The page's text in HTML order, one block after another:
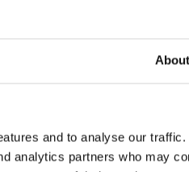
About
and to analyse our
analytics partners who may